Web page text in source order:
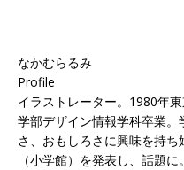
なかむらるみ
Profile
イラストレーター。1980年
学部デザイン情報学科卒業
さ、おもしろさに興味を持ち
（小学館）を発表し、話題